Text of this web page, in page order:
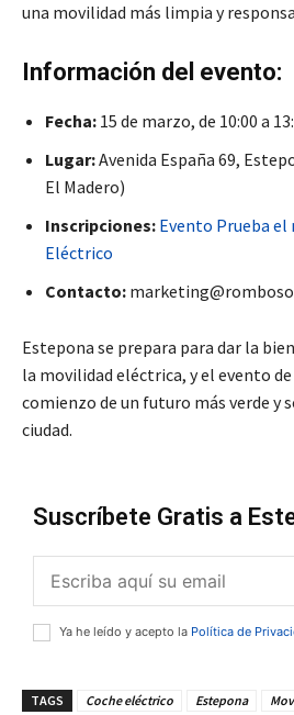
una movilidad más limpia y
Información del evento:
Fecha: 15 de marzo, de 10:00 a
Lugar:Avenida España 69,
El Madero)
Inscripciones: Evento Prueba el
Eléctrico
Contacto:
Estepona se prepara para dar la
la movilidad eléctrica, y el evento
comienzo de un futuro más verde y
ciudad.
Suscríbete Gratis a
Ya he leído y acepto la Política de
TAGS Coche eléctrico Estepona